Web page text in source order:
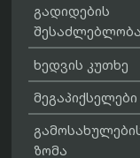
გადიდების
შესაძლებლობა
ხედვის კუთხე
მეგაპიქსელები
ზომა